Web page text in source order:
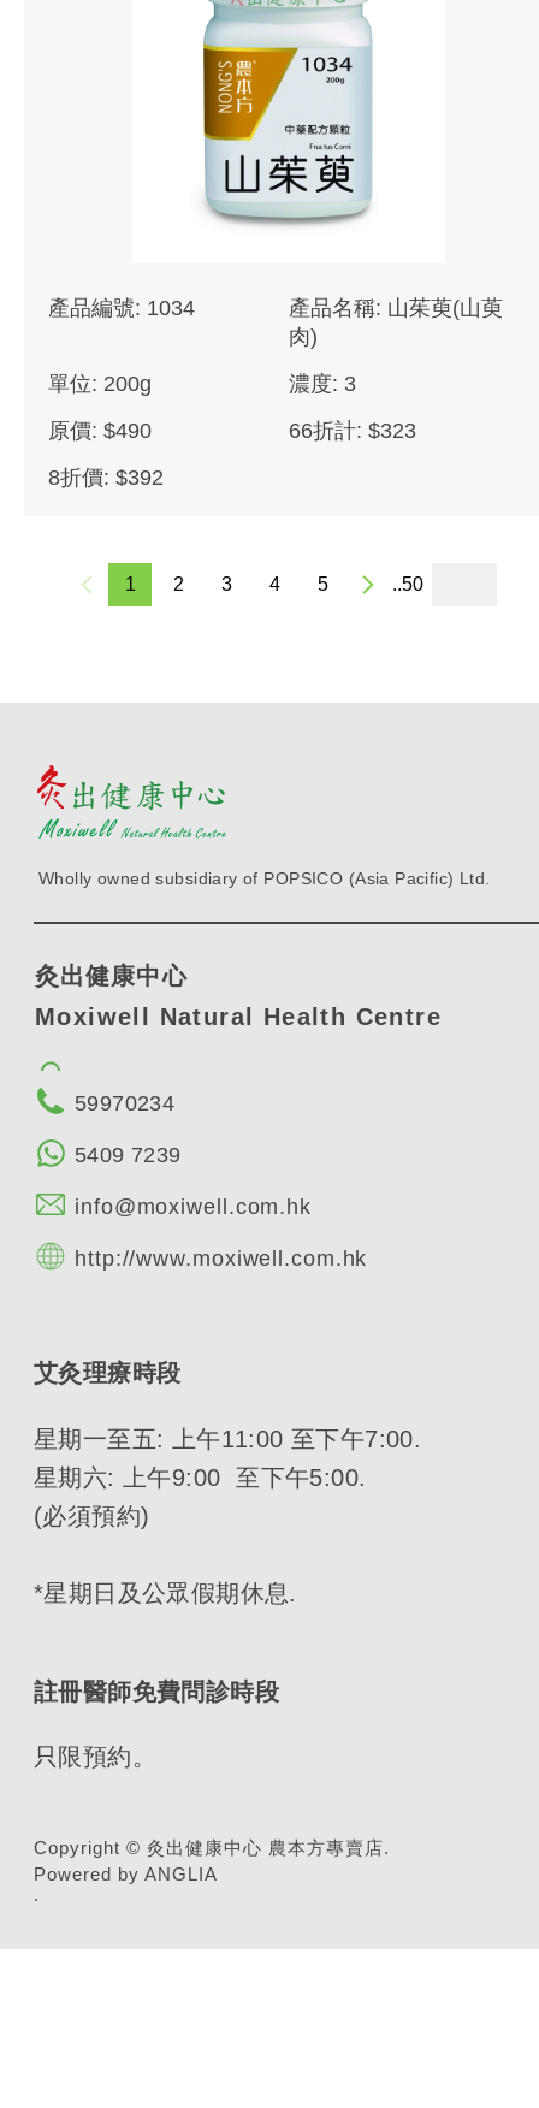
產品編號: 1034
產品名稱: 山茱萸(山萸
肉)
單位: 200g
濃度: 3
原價: $490
66折計: $323
8折價: $392
1 2 3 4 5 ..50
Wholly owned subsidiary of POPSICO (Asia Pacific) Ltd.
灸出健康中心
Moxiwell Natural Health Centre
59970234
5409 7239
info@moxiwell.com.hk
http://www.moxiwell.com.hk
艾灸理療時段
星期一至五: 上午11:00 至下午7:00.
星期六: 上午9:00 至下午5:00.
(必須預約)
*星期日及公眾假期休息.
註冊醫師免費問診時段
只限預約。
Copyright © 灸出健康中心 農本方專賣店.
Powered by ANGLIA
.